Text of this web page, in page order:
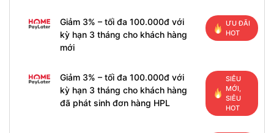
Giảm 3% – tối đa 100.000đ với
kỳ hạn 3 tháng cho khách hàng
mới
ƯU ĐÃI
HOT
Giảm 3% – tối đa 100.000đ với
kỳ hạn 3 tháng cho khách hàng
đã phát sinh đơn hàng HPL
SIÊU
MỚI,
SIÊU
HOT